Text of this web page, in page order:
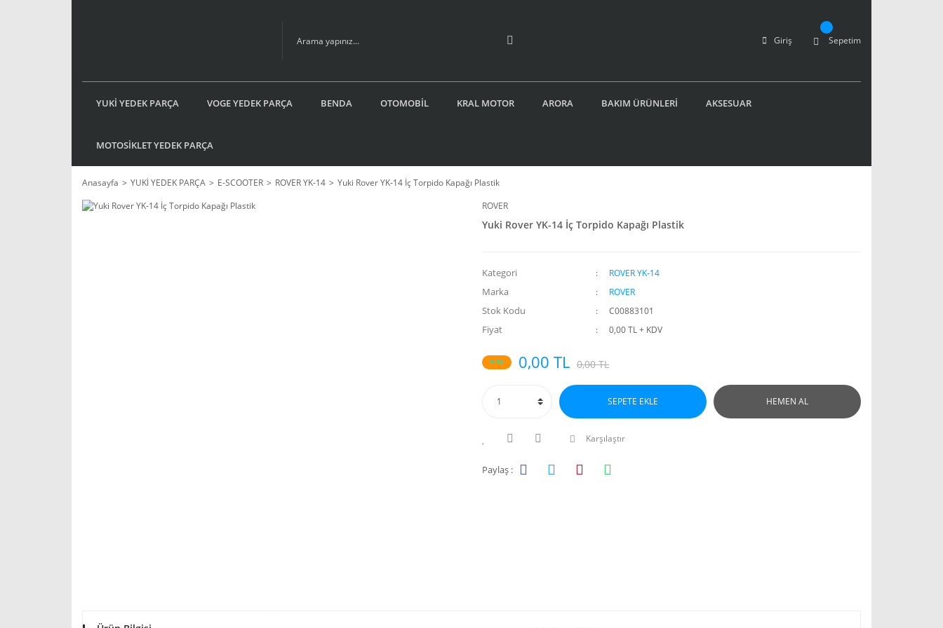
Giriş Sepetim
YUKİ YEDEK PARÇA VOGE YEDEK PARÇA BENDA OTOMOBİL KRAL MOTOR ARORA BAKIM ÜRÜNLERİ AKSESUAR
MOTOSİKLET YEDEK PARÇA
Anasayfa YUKİ YEDEK PARÇA E-SCOOTER ROVER YK-14
Yuki Rover YK-14 İç Torpido Kapağı Plastik
ROVER
Yuki Rover YK-14 İç Torpido Kapağı Plastik
Kategori ROVER YK-14
Marka ROVER
Stok Kodu C00883101
Fiyat 0,00 TL + KDV
%10 0,00 TL 0,00 TL
SEPETE EKLE HEMEN AL
Karşılaştır
Paylaş :